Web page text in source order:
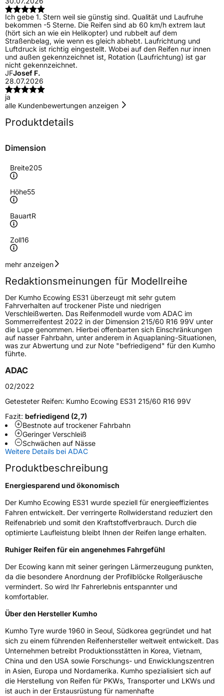
Ich gebe 1. Stern weil sie günstig sind. Qualität und Laufruhe
bekommen -5 Sterne. Die Reifen sind ab 60 km/h extrem laut
(hört sich an wie ein Helikopter) und rubbelt auf dem
Straßenbelag, wie wenn es gleich abhebt. Laufrichtung und
Luftdruck ist richtig eingestellt. Wobei auf den Reifen nur innen
und außen gekennzeichnet ist, Rotation (Laufrichtung) ist gar
nicht gekennzeichnet.
JFJosef F.
28.07.2026
ja
alle Kundenbewertungen anzeigen
Produktdetails
Dimension
Breite205
Höhe55
BauartR
Zoll16
Geschwindigkeitsindex
Höchstgeschwindigkeit
240 km/h
Lastindex91
Höchstlast615 kg
Gewicht (in kg)7,99 kg
Fahrzeugtyp
VerwendungSommerreifen
ModellnameEcowing ES31
FahrzeugartPKW & SUV
Weitere Eigenschaften
ZustandNeureifen
EU Label
EffizienzB
NasshaftungB
Rollgeräusch (Klasse)
FahrzeugklasseC1
3PMSF / Schneeflockensymbol / Alpine-SymbolNein
EisgripNein
mehr anzeigen
Redaktionsmeinungen für Modellreihe
Der Kumho Ecowing ES31 überzeugt mit sehr gutem
Fahrverhalten auf trockener Piste und niedrigen
Verschleißwerten. Das Reifenmodell wurde vom ADAC im
Sommerreifentest 2022 in der Dimension 215/60 R16 99V unter
die Lupe genommen. Hierbei offenbarten sich Einschränkungen
auf nasser Fahrbahn, unter anderem in Aquaplaning-Situationen,
was zur Abwertung und zur Note "befriedigend" für den Kumho
führte.
ADAC
02/2022
Getesteter Reifen: Kumho Ecowing ES31 215/60 R16 99V
Fazit: befriedigend (2,7)
Bestnote auf trockener Fahrbahn
Geringer Verschleiß
Schwächen auf Nässe
Weitere Details bei ADAC
Produktbeschreibung
Energiesparend und ökonomisch
Der Kumho Ecowing ES31 wurde speziell für energieeffizientes
Fahren entwickelt. Der verringerte Rollwiderstand reduziert den
Reifenabrieb und somit den Kraftstoffverbrauch. Durch die
optimierte Laufleistung bleibt Ihnen der Reifen lange erhalten.
Ruhiger Reifen für ein angenehmes Fahrgefühl
Der Ecowing kann mit seiner geringen Lärmerzeugung punkten,
da die besondere Anordnung der Profilblöcke Rollgeräusche
vermindert. So wird Ihr Fahrerlebnis entspannter und
komfortabler.
Über den Hersteller Kumho
Kumho Tyre wurde 1960 in Seoul, Südkorea gegründet und hat
sich zu einem führenden Reifenhersteller weltweit entwickelt. Das
Unternehmen betreibt Produktionsstätten in Korea, Vietnam,
China und den USA sowie Forschungs- und Enwicklungszentren
in Asien, Europa und Nordamerika. Kumho spezialisiert sich auf
die Herstellung von Reifen für PKWs, Transporter und LKWs und
ist auch in der Erstausrüstung für namenhafte